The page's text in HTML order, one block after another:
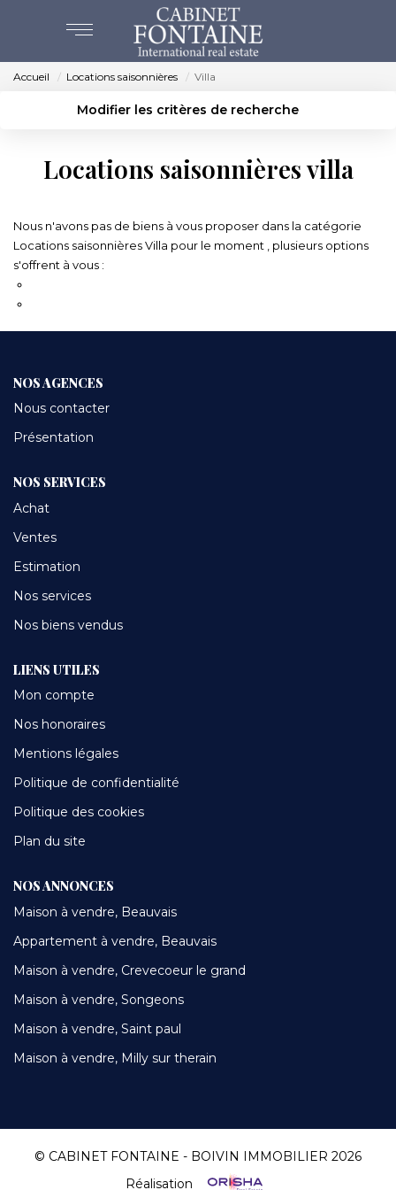
ACHAT
NOS AGENCES
Accueil Locations saisonnières Villa
Modifier les critères de recherche
Surface min Budget max
Plus de critères Créer une alerte
Locations saisonnières villa
Nous n'avons pas de biens à vous proposer dans la catégorie
Locations saisonnières Villa pour le moment , plusieurs options
s'offrent à vous :
NOS AGENCES
Nous contacter
Présentation
NOS SERVICES
Achat
Ventes
Estimation
Nos services
Nos biens vendus
LIENS UTILES
Mon compte
Nos honoraires
Mentions légales
Politique de confidentialité
Politique des cookies
Plan du site
NOS ANNONCES
Maison à vendre, Beauvais
Appartement à vendre, Beauvais
Maison à vendre, Crevecoeur le grand
Maison à vendre, Songeons
Maison à vendre, Saint paul
Maison à vendre, Milly sur therain
© CABINET FONTAINE - BOIVIN IMMOBILIER 2026
Réalisation